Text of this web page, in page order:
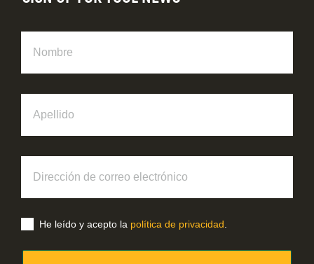
correo
electrónico
He leído y acepto la política de privacidad